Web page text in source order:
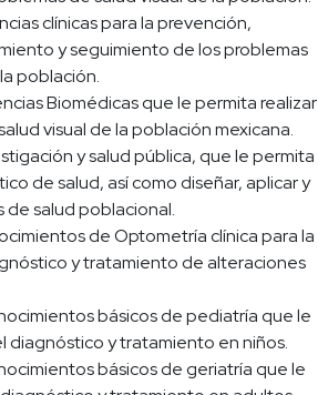
clínicas para la prevención,
y seguimiento de los problemas
población.
Biomédicas que le permita realizar
visual de la población mexicana.
y salud pública, que le permita
de salud, así como diseñar, aplicar y
de salud poblacional.
de Optometría clínica para la
y tratamiento de alteraciones
básicos de pediatría que le
diagnóstico y tratamiento en niños.
básicos de geriatría que le